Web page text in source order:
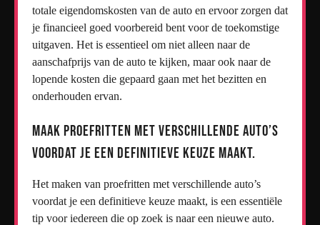
totale eigendomskosten van de auto en ervoor zorgen dat
je financieel goed voorbereid bent voor de toekomstige
uitgaven. Het is essentieel om niet alleen naar de
aanschafprijs van de auto te kijken, maar ook naar de
lopende kosten die gepaard gaan met het bezitten en
onderhouden ervan.
Maak proefritten met verschillende auto’s
voordat je een definitieve keuze maakt.
Het maken van proefritten met verschillende auto’s
voordat je een definitieve keuze maakt, is een essentiële
tip voor iedereen die op zoek is naar een nieuwe auto.